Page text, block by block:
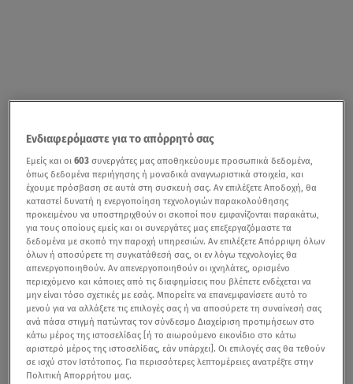
Ενδιαφερόμαστε για το απόρρητό σας
Εμείς και οι603 συνεργάτες μας αποθηκεύουμε προσωπικά δεδομένα,
όπως δεδομένα περιήγησης ή μοναδικά αναγνωριστικά στοιχεία, και
έχουμε πρόσβαση σε αυτά στη συσκευή σας. Αν επιλέξετε Αποδοχή, θα
καταστεί δυνατή η ενεργοποίηση τεχνολογιών παρακολούθησης
προκειμένου να υποστηριχθούν οι σκοποί που εμφανίζονται παρακάτω,
για τους οποίους εμείς και οι συνεργάτες μας επεξεργαζόμαστε τα
δεδομένα με σκοπό την παροχή υπηρεσιών. Αν επιλέξετε Απόρριψη όλων
όλων ή αποσύρετε τη συγκατάθεσή σας, οι εν λόγω τεχνολογίες θα
απενεργοποιηθούν. Αν απενεργοποιηθούν οι ιχνηλάτες, ορισμένο
περιεχόμενο και κάποιες από τις διαφημίσεις που βλέπετε ενδέχεται να
μην είναι τόσο σχετικές με εσάς. Μπορείτε να επανεμφανίσετε αυτό το
μενού για να αλλάξετε τις επιλογές σας ή να αποσύρετε τη συναίνεσή σας
ανά πάσα στιγμή πατώντας τον σύνδεσμο Διαχείριση προτιμήσεων στο
κάτω μέρος της ιστοσελίδας [ή το αιωρούμενο εικονίδιο στο κάτω
αριστερό μέρος της ιστοσελίδας, εάν υπάρχει]. Οι επιλογές σας θα τεθούν
σε ισχύ στον Ιστότοπος. Για περισσότερες λεπτομέρειες ανατρέξτε στην
Πολιτική Απορρήτου μας.